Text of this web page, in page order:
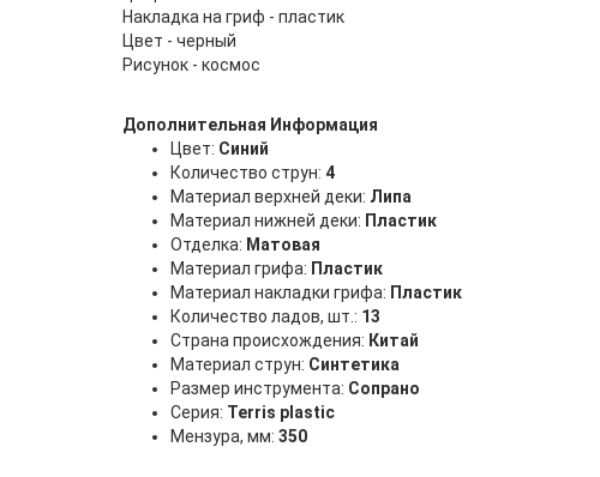
Накладка на гриф - пластик
Цвет - черный
Рисунок - космос
Дополнительная Информация
Цвет: Синий
Количество струн: 4
Материал верхней деки: Липа
Материал нижней деки: Пластик
Отделка: Матовая
Материал грифа: Пластик
Материал накладки грифа: Пластик
Количество ладов, шт.: 13
Страна происхождения: Китай
Материал струн: Синтетика
Размер инструмента: Сопрано
Серия: Terris plastic
Мензура, мм: 350